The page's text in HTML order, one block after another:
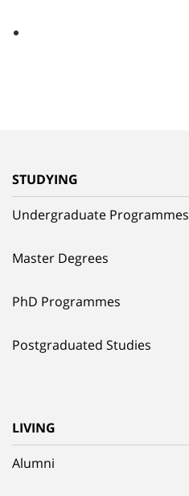
STUDYING
Undergraduate Programmes
Master Degrees
PhD Programmes
Postgraduated Studies
LIVING
Alumni